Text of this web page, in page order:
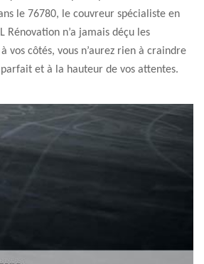
le 76780, le couvreur spécialiste en
Rénovation n’a jamais déçu les
vos côtés, vous n’aurez rien à craindre
et à la hauteur de vos attentes.